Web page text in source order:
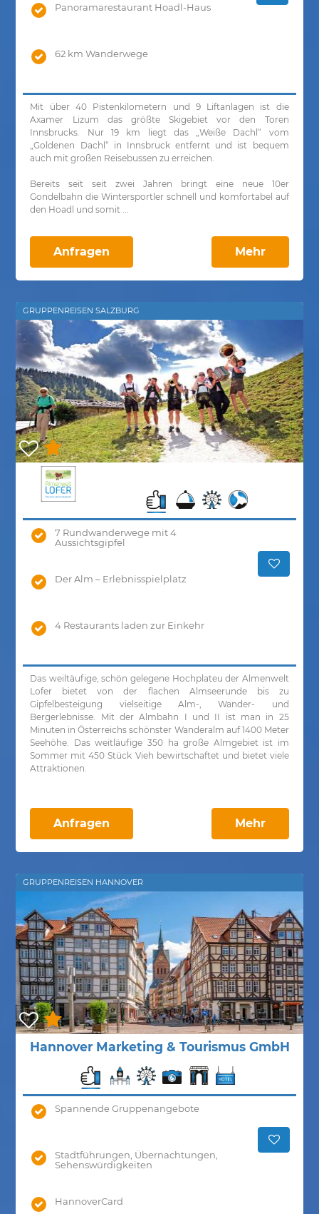
Panoramarestaurant Hoadl-Haus
62 km Wanderwege
Mit über 40 Pistenkilometern und 9 Liftanlagen ist die
Axamer Lizum das größte Skigebiet vor den Toren
Innsbrucks. Nur 19 km liegt das „Weiße Dachl“ vom
„Goldenen Dachl“ in Innsbruck entfernt und ist bequem
auch mit großen Reisebussen zu erreichen.
Bereits seit seit zwei Jahren bringt eine neue 10er
Gondelbahn die Wintersportler schnell und komfortabel auf
den Hoadl und somit ...
Anfragen Mehr
GRUPPENREISEN SALZBURG
7 Rundwanderwege mit 4
Aussichtsgipfel
Der Alm – Erlebnisspielplatz
4 Restaurants laden zur Einkehr
Das weiltäufige, schön gelegene Hochplateu der Almenwelt
Lofer bietet von der flachen Almseerunde bis zu
Gipfelbesteigung vielseitige Alm-, Wander- und
Bergerlebnisse. Mit der Almbahn I und II ist man in 25
Minuten in Österreichs schönster Wanderalm auf 1400 Meter
Seehöhe. Das weitläufige 350 ha große Almgebiet ist im
Sommer mit 450 Stück Vieh bewirtschaftet und bietet viele
Attraktionen.
Anfragen Mehr
GRUPPENREISEN HANNOVER
Hannover Marketing & Tourismus GmbH
Spannende Gruppenangebote
Stadtführungen, Übernachtungen,
Sehenswürdigkeiten
HannoverCard